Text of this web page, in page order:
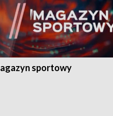
sportowy